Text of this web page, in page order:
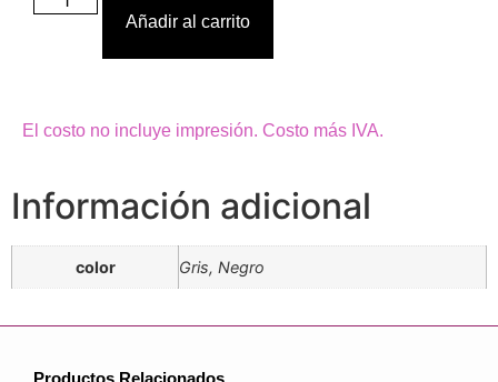
Añadir al carrito
El costo no incluye impresión. Costo más IVA.
Información adicional
color Gris, Negro